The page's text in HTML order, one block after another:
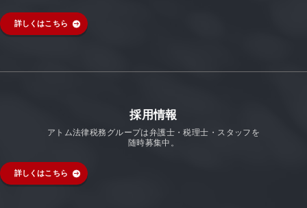
詳しくはこちら
採用情報
アトム法律税務グループは弁護士・税理士・スタッフを
随時募集中。
詳しくはこちら